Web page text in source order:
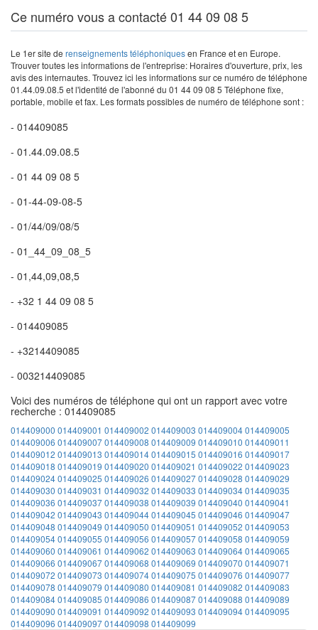
Ce numéro vous a contacté 01 44 09 08 5
Le 1er site de renseignements téléphoniquesen France et en Europe.
Trouver toutes les informations de l'entreprise: Horaires d'ouverture, prix, les
avis des internautes. Trouvez ici les informations sur ce numéro de téléphone
01.44.09.08.5 et l'identité de l'abonné du 01 44 09 08 5 Téléphone fixe,
portable, mobile et fax. Les formats possibles de numéro de téléphone sont :
- 014409085
- 01.44.09.08.5
- 01 44 09 08 5
- 01-44-09-08-5
- 01/44/09/08/5
- 01_44_09_08_5
- 01,44,09,08,5
- +32 1 44 09 08 5
- 014409085
- +3214409085
- 003214409085
Voici des numéros de téléphone qui ont un rapport avec votre
recherche : 014409085
014409000 014409001 014409002 014409003 014409004014409005
014409006 014409007014409008 014409009 014409010 014409011
014409012 014409013 014409014014409015 014409016 014409017
014409018 014409019 014409020 014409021 014409022 014409023
014409024014409025 014409026 014409027014409028 014409029
014409030 014409031 014409032 014409033 014409034014409035
014409036 014409037014409038 014409039 014409040 014409041
014409042 014409043 014409044014409045 014409046 014409047
014409048 014409049 014409050 014409051 014409052 014409053
014409054014409055 014409056 014409057014409058 014409059
014409060 014409061 014409062 014409063 014409064014409065
014409066 014409067014409068 014409069 014409070 014409071
014409072 014409073 014409074014409075 014409076 014409077
014409078 014409079 014409080 014409081 014409082 014409083
014409084014409085 014409086 014409087014409088 014409089
014409090 014409091 014409092 014409093 014409094014409095
014409096 014409097014409098 014409099